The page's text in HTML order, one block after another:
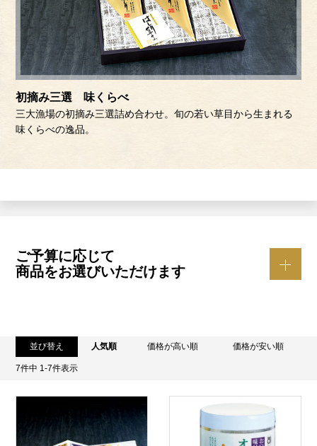
初摘み三選 味くらべ
三大漁場の初摘み三選詰め合わせ。旬の若い草目から生まれる
味くらべの逸品。
ご予算に応じて
商品をお選びいただけます
並び替え 人気順 価格が高い順 価格が安い順
7件中 1-7件表示